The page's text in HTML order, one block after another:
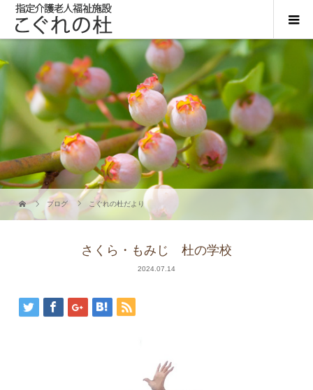
ブログ こぐれの杜だより
さくら・もみじ 杜の学校
2024.07.14